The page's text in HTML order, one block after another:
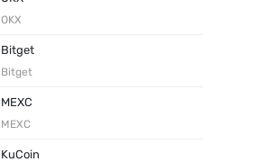
OKX
Bitget
Bitget
MEXC
MEXC
KuCoin